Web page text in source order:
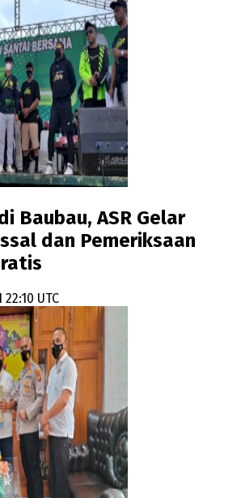
Baubau, ASR Gelar
dan Pemeriksaan
UTC